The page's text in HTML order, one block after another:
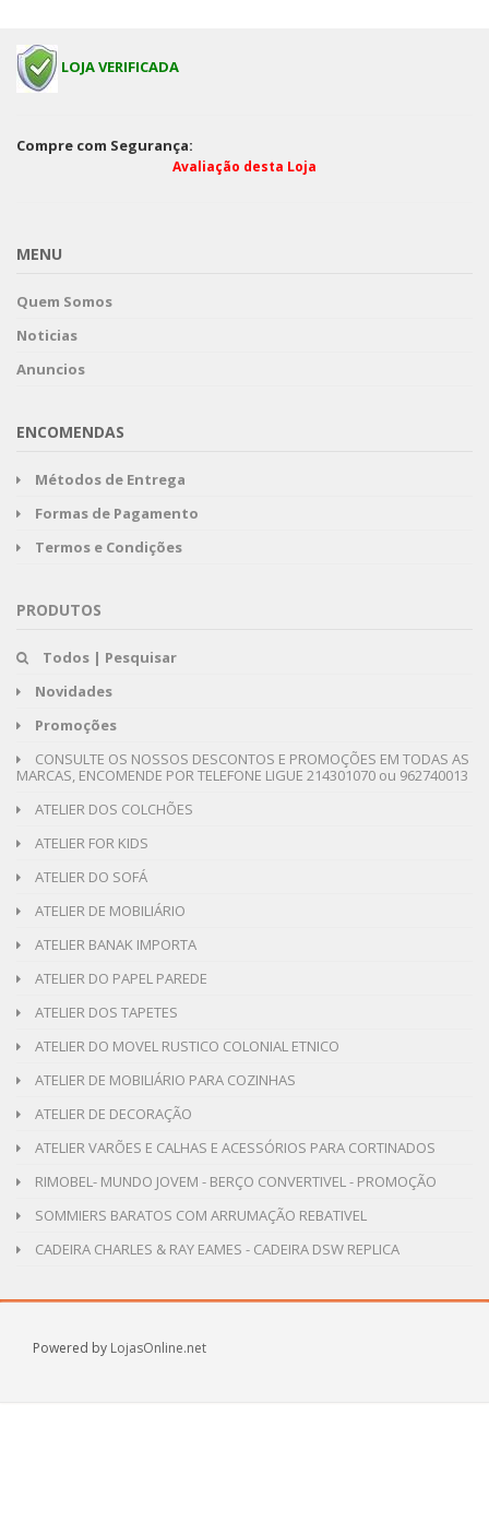
LOJA VERIFICADA
Compre com Segurança:
Avaliação desta Loja
MENU
Quem Somos
Noticias
Anuncios
ENCOMENDAS
Métodos de Entrega
Formas de Pagamento
Termos e Condições
PRODUTOS
Todos | Pesquisar
Novidades
Promoções
CONSULTE OS NOSSOS DESCONTOS E PROMOÇÕES EM TODAS AS
MARCAS, ENCOMENDE POR TELEFONE LIGUE 214301070 ou 962740013
ATELIER DOS COLCHÕES
ATELIER FOR KIDS
ATELIER DO SOFÁ
ATELIER DE MOBILIÁRIO
ATELIER BANAK IMPORTA
ATELIER DO PAPEL PAREDE
ATELIER DOS TAPETES
ATELIER DO MOVEL RUSTICO COLONIAL ETNICO
ATELIER DE MOBILIÁRIO PARA COZINHAS
ATELIER DE DECORAÇÃO
ATELIER VARÕES E CALHAS E ACESSÓRIOS PARA CORTINADOS
RIMOBEL- MUNDO JOVEM - BERÇO CONVERTIVEL - PROMOÇÃO
SOMMIERS BARATOS COM ARRUMAÇÃO REBATIVEL
CADEIRA CHARLES & RAY EAMES - CADEIRA DSW REPLICA
Powered by LojasOnline.net